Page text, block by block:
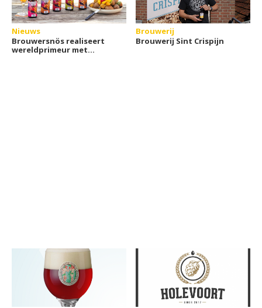
Nieuws
Brouwersnös realiseert
wereldprimeur met
Brouwerij
Brouwerij Sint Crispijn